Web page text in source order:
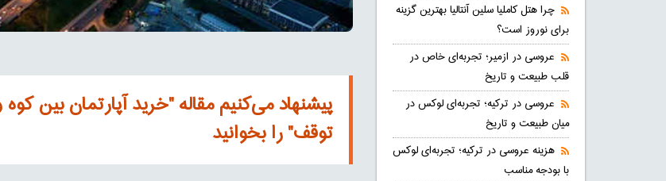
پیشنهاد می‌کنیم مقاله "خرید آپارتمان بین
توقف" را بخوانید
چرا هتل کاملیا سلین آنتالیا بهترین گزینه
برای نوروز است؟
عروسی در ازمیر؛ تجربه‌ای خاص در
قلب طبیعت و تاریخ
عروسی در ترکیه؛ تجربه‌ای لوکس در
میان طبیعت و تاریخ
هزینه عروسی در ترکیه؛ تجربه‌ای لوکس
با بودجه مناسب